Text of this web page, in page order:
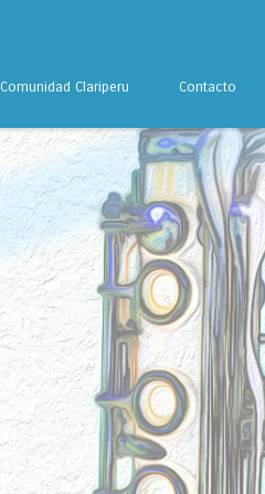
Comunidad Clariperu Contacto